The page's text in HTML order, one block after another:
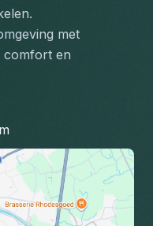
met
comfort en